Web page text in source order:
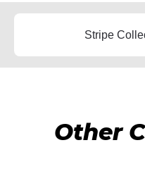
Stripe
Other